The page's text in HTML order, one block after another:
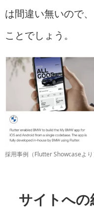
は間違い無いので
ことでしょう。
採用事例（Flutter Showcaseより
サイトへの